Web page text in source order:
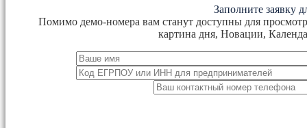
Заполните заявку
Помимо демо-номера вам станут доступны для
картина дня, Новации,